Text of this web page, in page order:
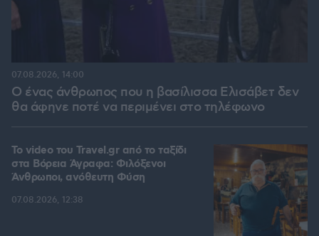
Ο ένας άνθρωπος που η βασίλισσα Ελισάβετ δεν
θα άφηνε ποτέ να περιμένει στο τηλέφωνο
07.08.2026, 14:00
To video του Travel.gr από το ταξίδι
στα Βόρεια Άγραφα: Φιλόξενοι
Άνθρωποι, ανόθευτη Φύση
07.08.2026, 12:38